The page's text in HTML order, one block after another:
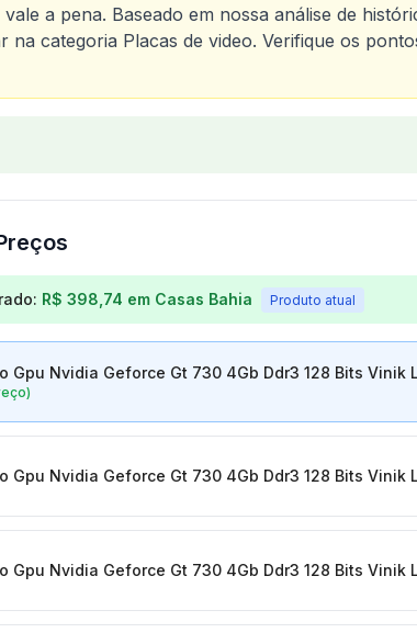
vale a pena. Baseado em nossa análise de
na categoria Placas de video. Verifique os
para Placa De Vídeo Gpu Nvidia Geforce
R$ 398,74 em Casas Bahia Produto atual
Gpu Nvidia Geforce Gt 730 4Gb Ddr3 128 Bits
Gpu Nvidia Geforce Gt 730 4Gb Ddr3 128 Bits
Gpu Nvidia Geforce Gt 730 4Gb Ddr3 128 Bits